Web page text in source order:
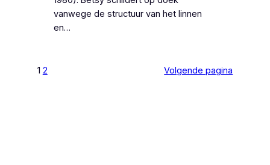
vanwege de structuur van het linnen
en…
1 2 Volgende pagina